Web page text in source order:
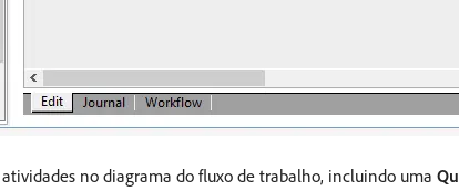
no diagrama do fluxo de trabalho, incluindo uma